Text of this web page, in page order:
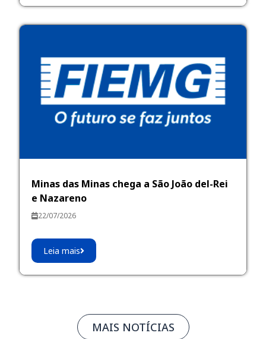
Minas das Minas chega a São João del-Rei
e Nazareno
22/07/2026
Leia mais
MAIS NOTÍCIAS